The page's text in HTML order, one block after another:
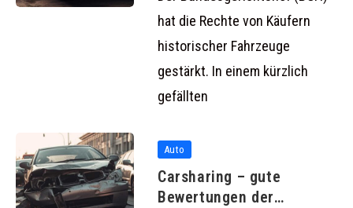
hat die Rechte von Käufern
historischer Fahrzeuge
gestärkt. In einem kürzlich
gefällten
Auto
Carsharing – gute
Bewertungen der